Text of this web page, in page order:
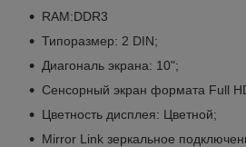
RAM:DDR3
Типоразмер: 2 DIN;
Диагональ экрана: 10";
Сенсорный экран формата Full
Цветность дисплея: Цветной;
Mirror Link зеркальное